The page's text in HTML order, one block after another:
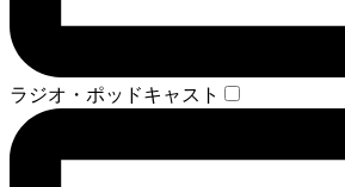
ラジオ・ポッドキャスト